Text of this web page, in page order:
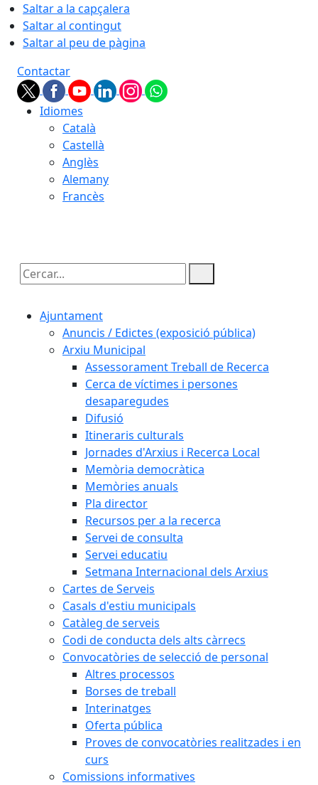
Saltar a la capçalera
Saltar al contingut
Saltar al peu de pàgina
Contactar
Idiomes
Català
Castellà
Anglès
Alemany
Francès
Cercar:
Ajuntament
Anuncis / Edictes (exposició pública)
Arxiu Municipal
Assessorament Treball de Recerca
Cerca de víctimes i persones
desaparegudes
Difusió
Itineraris culturals
Jornades d'Arxius i Recerca Local
Memòria democràtica
Memòries anuals
Pla director
Recursos per a la recerca
Servei de consulta
Servei educatiu
Setmana Internacional dels Arxius
Cartes de Serveis
Casals d'estiu municipals
Catàleg de serveis
Codi de conducta dels alts càrrecs
Convocatòries de selecció de personal
Altres processos
Borses de treball
Interinatges
Oferta pública
Proves de convocatòries realitzades i en
curs
Comissions informatives